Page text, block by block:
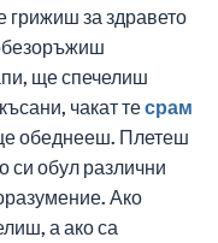
грижиш за здравето
ще спечелиш
чакат тесрам
обеднееш. Плетеш
си обул различни
Ако
а ако са